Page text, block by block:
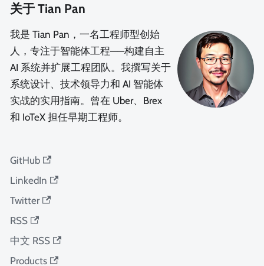
关于 Tian Pan
我是 Tian Pan，一名工程师型创始
人，专注于智能体工程——构建自主
AI 系统并扩展工程团队。我撰写关于
系统设计、技术领导力和 AI 智能体
实战的实用指南。曾在 Uber、Brex
和 IoTeX 担任早期工程师。
GitHub
LinkedIn
Twitter
RSS
中文 RSS
Products